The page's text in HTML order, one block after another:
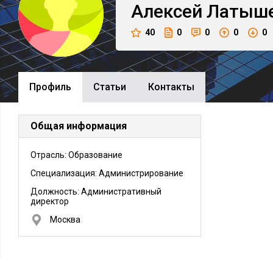
Алексей
40 0 0 0 0
Профиль Cтатьи Контакты
Общая информация
Отрасль: Образование
Специализация: Администрирование
Должность: Административный
директор
Москва